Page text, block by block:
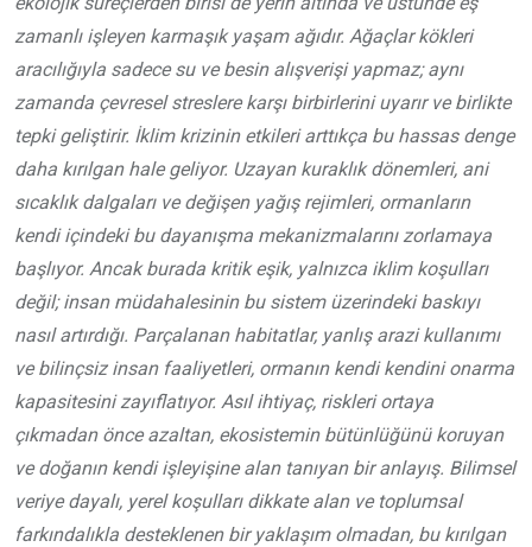
zamanlı işleyen karmaşık yaşam ağıdır. Ağaçlar kökleri
aracılığıyla sadece su ve besin alışverişi yapmaz; aynı
zamanda çevresel streslere karşı birbirlerini uyarır ve birlikte
tepki geliştirir. İklim krizinin etkileri arttıkça bu hassas denge
daha kırılgan hale geliyor. Uzayan kuraklık dönemleri, ani
sıcaklık dalgaları ve değişen yağış rejimleri, ormanların
kendi içindeki bu dayanışma mekanizmalarını zorlamaya
başlıyor. Ancak burada kritik eşik, yalnızca iklim koşulları
değil; insan müdahalesinin bu sistem üzerindeki baskıyı
nasıl artırdığı. Parçalanan habitatlar, yanlış arazi kullanımı
ve bilinçsiz insan faaliyetleri, ormanın kendi kendini onarma
kapasitesini zayıflatıyor. Asıl ihtiyaç, riskleri ortaya
çıkmadan önce azaltan, ekosistemin bütünlüğünü koruyan
ve doğanın kendi işleyişine alan tanıyan bir anlayış. Bilimsel
veriye dayalı, yerel koşulları dikkate alan ve toplumsal
farkındalıkla desteklenen bir yaklaşım olmadan, bu kırılgan